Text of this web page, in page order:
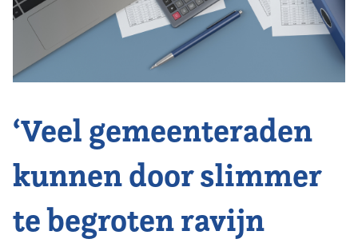
Opleiding & Ontwikkeling
Kennis & Informatie
Vereniging
‘Veel gemeenteraden
kunnen door slimmer
te begroten ravijn